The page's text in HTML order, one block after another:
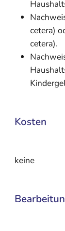
cetera)
cetera).
Kosten
keine